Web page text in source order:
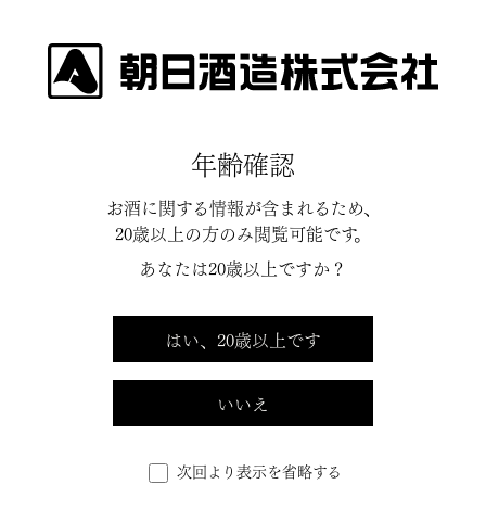
[%title%]
[%lead%]
年齢確認
お酒に関する情報が含まれるため、
20歳以上の方のみ閲覧可能です。
あなたは20歳以上ですか？
はい、20歳以上です
いいえ
次回より表示を省略する